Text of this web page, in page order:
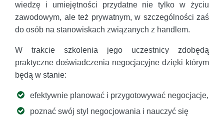
wiedzę i umiejętności przydatne nie tylko w życiu
zawodowym, ale też prywatnym, w szczególności zaś
do osób na stanowiskach związanych z handlem.
W trakcie szkolenia jego uczestnicy zdobędą
praktyczne doświadczenia negocjacyjne dzięki którym
będą w stanie:
efektywnie planować i przygotowywać negocjacje,
poznać swój styl negocjowania i nauczyć się